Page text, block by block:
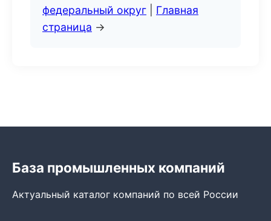
федеральный округ
Главная
страница →
База промышленных компаний
Актуальный каталог компаний по всей России